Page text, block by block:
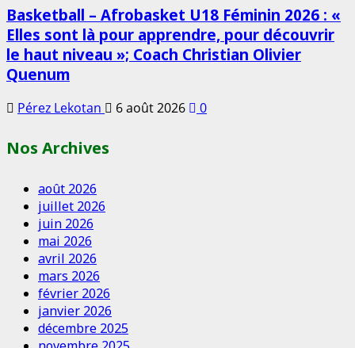
Basketball – Afrobasket U18 Féminin 2026 : «
Elles sont là pour apprendre, pour découvrir
le haut niveau »; Coach Christian Olivier
Quenum
Pérez Lekotan 6 août 2026 0
Nos Archives
août 2026
juillet 2026
juin 2026
mai 2026
avril 2026
mars 2026
février 2026
janvier 2026
décembre 2025